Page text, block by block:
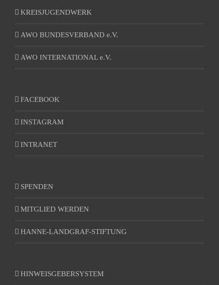
KREISJUGENDWERK
AWO BUNDESVERBAND e.V.
AWO INTERNATIONAL e.V.
FACEBOOK
INSTAGRAM
INTRANET
SPENDEN
MITGLIED WERDEN
HANNE-LANDGRAF-STIFTUNG
HINWEISGEBERSYSTEM